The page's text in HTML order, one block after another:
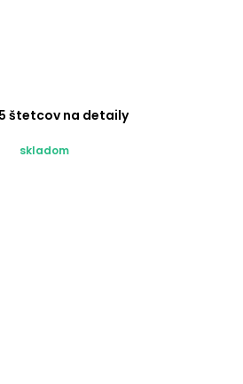
štetcov na detaily
skladom